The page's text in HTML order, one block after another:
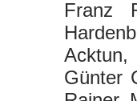
Franz
Günter